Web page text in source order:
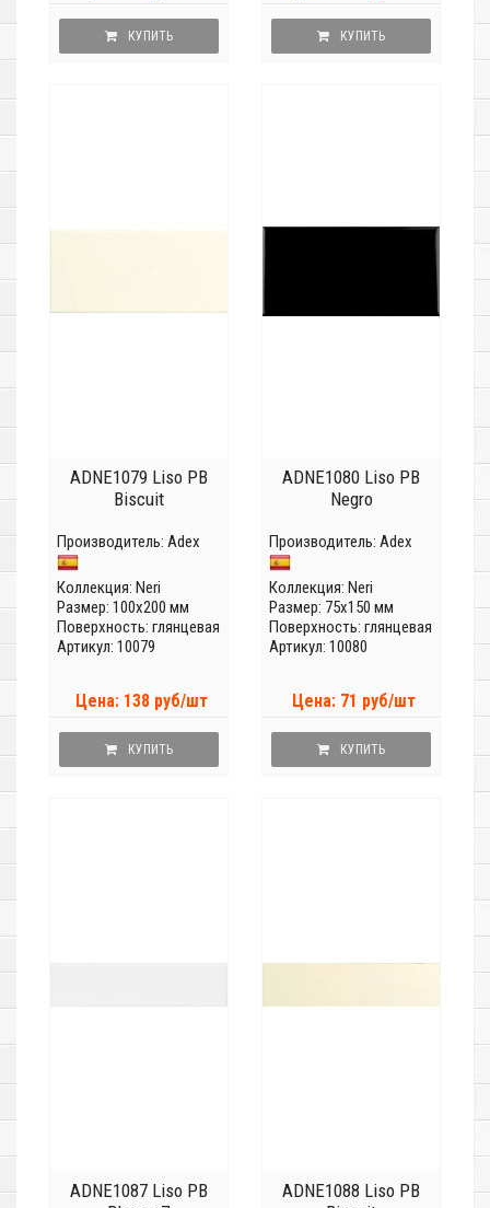
КУПИТЬ КУПИТЬ
ADNE1079 Liso PB
Biscuit
Производитель: Adex
Коллекция: Neri
Размер: 100x200 мм
Поверхность: глянцевая
Артикул: 10079
Цена: 138 руб/шт
КУПИТЬ
ADNE1080 Liso PB
Negro
Производитель: Adex
Коллекция: Neri
Размер: 75x150 мм
Поверхность: глянцевая
Артикул: 10080
Цена: 71 руб/шт
КУПИТЬ
ADNE1087 Liso PB
ADNE1088 Liso PB